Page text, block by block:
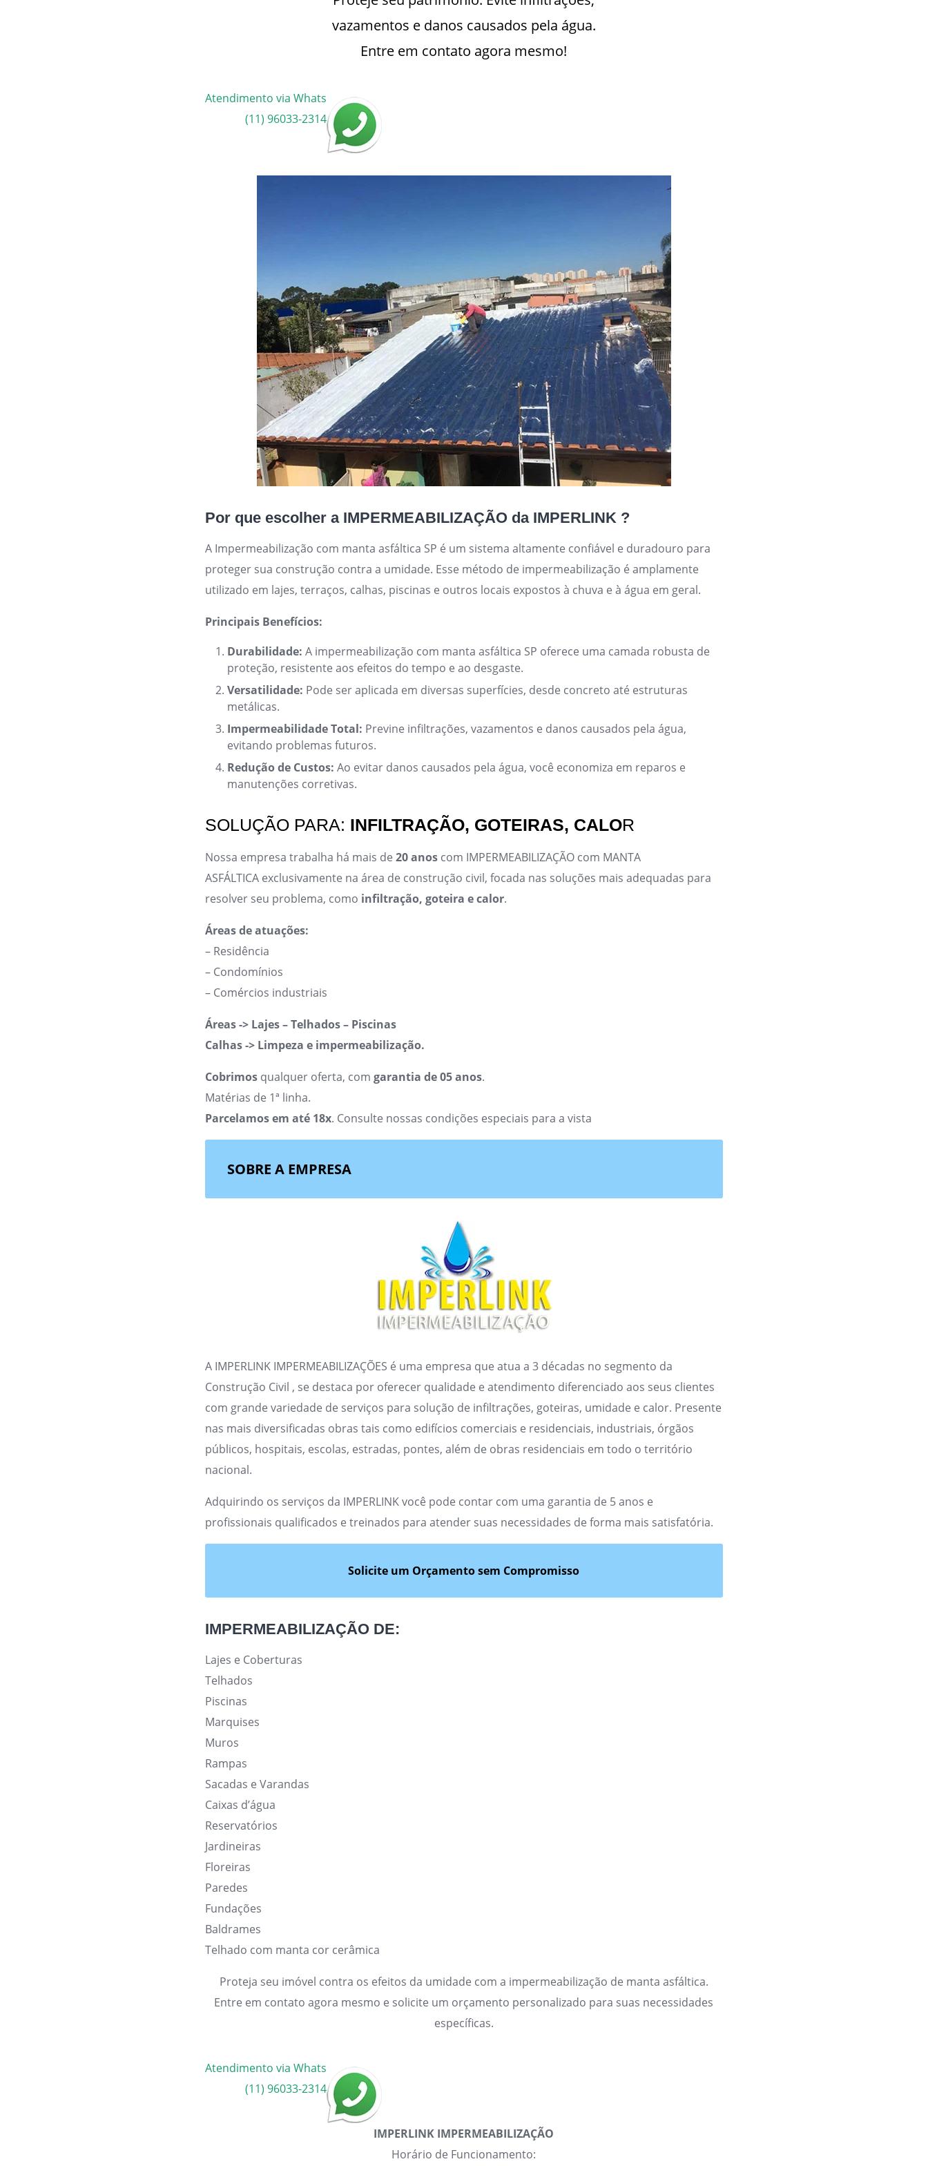
vazamentos e danos causados pela água.
Entre em contato agora mesmo!
Atendimento via Whats
(11) 96033-2314
Por que escolher a IMPERMEABILIZAÇÃO da IMPERLINK ?
A Impermeabilização com manta asfáltica SP é um sistema altamente confiável e duradouro para
proteger sua construção contra a umidade. Esse método de impermeabilização é amplamente
utilizado em lajes, terraços, calhas, piscinas e outros locais expostos à chuva e à água em geral.
Principais Benefícios:
Durabilidade: A impermeabilização com manta asfáltica SP oferece uma camada robusta de
proteção, resistente aos efeitos do tempo e ao desgaste.
Versatilidade: Pode ser aplicada em diversas superfícies, desde concreto até estruturas
metálicas.
Impermeabilidade Total: Previne infiltrações, vazamentos e danos causados pela água,
evitando problemas futuros.
Redução de Custos: Ao evitar danos causados pela água, você economiza em reparos e
manutenções corretivas.
SOLUÇÃO PARA: INFILTRAÇÃO, GOTEIRAS, CALOR
Nossa empresa trabalha há mais de20 anos com IMPERMEABILIZAÇÃO com MANTA
ASFÁLTICA exclusivamente na área de construção civil, focada nas soluções mais adequadas para
resolver seu problema, como infiltração, goteira e calor.
Áreas de atuações:
– Residência
– Condomínios
– Comércios industriais
Áreas -> Lajes – Telhados – Piscinas
Calhas -> Limpeza e impermeabilização.
Cobrimos qualquer oferta, comgarantia de 05 anos.
Matérias de 1ª linha.
Parcelamos em até 18x. Consulte nossas condições especiais para a vista
SOBRE A EMPRESA
A IMPERLINK IMPERMEABILIZAÇÕES é uma empresa que atua a 3 décadas no segmento da
Construção Civil , se destaca por oferecer qualidade e atendimento diferenciado aos seus clientes
com grande variedade de serviços para solução de infiltrações, goteiras, umidade e calor. Presente
nas mais diversificadas obras tais como edifícios comerciais e residenciais, industriais, órgãos
públicos, hospitais, escolas, estradas, pontes, além de obras residenciais em todo o território
nacional.
Adquirindo os serviços da IMPERLINK você pode contar com uma garantia de 5 anos e
profissionais qualificados e treinados para atender suas necessidades de forma mais satisfatória.
Solicite um Orçamento sem Compromisso
IMPERMEABILIZAÇÃO DE:
Lajes e Coberturas
Telhados
Piscinas
Marquises
Muros
Rampas
Sacadas e Varandas
Caixas d’água
Reservatórios
Jardineiras
Floreiras
Paredes
Fundações
Baldrames
Telhado com manta cor cerâmica
Proteja seu imóvel contra os efeitos da umidade com a impermeabilização de manta asfáltica.
Entre em contato agora mesmo e solicite um orçamento personalizado para suas necessidades
específicas.
Atendimento via Whats
(11) 96033-2314
IMPERLINK IMPERMEABILIZAÇÃO
Horário de Funcionamento: